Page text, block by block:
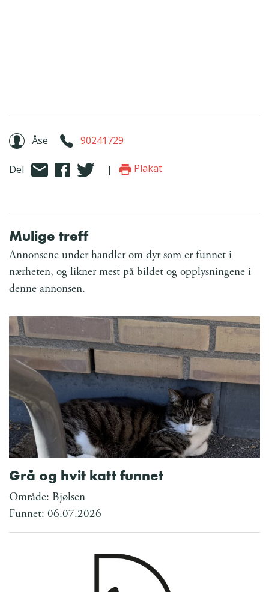
Åse 90241729
Del | Plakat
Mulige treff
Annonsene under handler om dyr som er funnet i
nærheten, og likner mest på bildet og opplysningene i
denne annonsen.
Grå og hvit katt funnet
Område: Bjølsen
Funnet: 06.07.2026